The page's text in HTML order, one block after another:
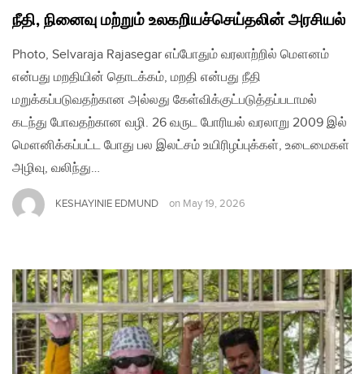
நீதி, நினைவு மற்றும் உலகறியச்செய்தலின் அரசியல்
Photo, Selvaraja Rajasegar எப்போதும் வரலாற்றில் மௌனம்
என்பது மறதியின் தொடக்கம், மறதி என்பது நீதி
மறுக்கப்படுவதற்கான அல்லது கேள்விக்குட்படுத்தப்படாமல்
கடந்து போவதற்கான வழி. 26 வருட போரியல் வரலாறு 2009 இல்
மௌனிக்கப்பட்ட போது பல இலட்சம் உயிரிழப்புக்கள், உடைமைகள்
அழிவு, வலிந்து…
KESHAYINIE EDMUND on May 19, 2026